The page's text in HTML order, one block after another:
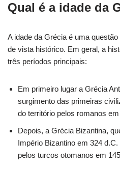
Qual é a idade da
A idade da Grécia é uma
de vista histórico. Em geral, a
três períodos principais:
Em primeiro lugar a Grécia
surgimento das primeiras
do território pelos romanos
Depois, a Grécia Bizantina,
Império Bizantino em 324
pelos turcos otomanos em